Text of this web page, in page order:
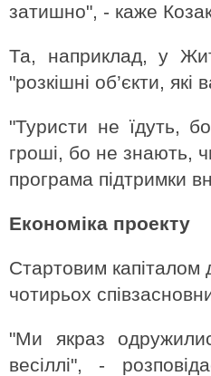
затишно", - каже
Та, наприклад, у
"розкішні об’єкти,
"Туристи не їдуть,
гроші, бо не знають,
програма підтримки
Економіка проекту
Стартовим капіталом
чотирьох
"Ми якраз
весіллі", -